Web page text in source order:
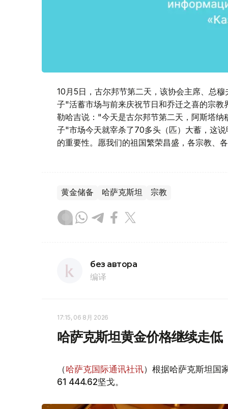
10月5日，古尔邦节第二天，该协会主席、总
子"活蓄市场与前来庆祝节日和乔迁之喜的宗
勒哈吉说："今天是古尔邦节第二天，阿斯塔
子"市场今天就宰杀了70多头（匹）大蓄，这
的重要性。愿我们的祖国繁荣昌盛，各宗教、
黄金储备 哈萨克斯坦 宗教
без автора
编译
17:15, 06 8月 2026
哈萨克斯坦黄金价格继续走低
（哈萨克国际通讯社讯）根据哈萨克斯坦国
61 444.62坚戈。